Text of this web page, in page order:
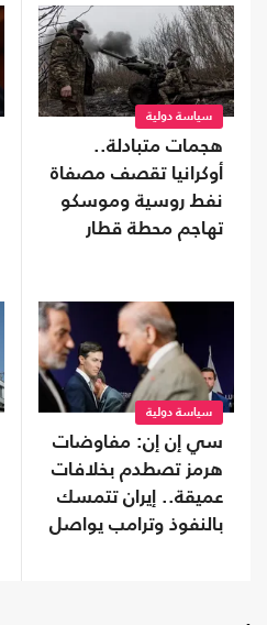
سياسة دولية
هجمات متبادلة..
أوكرانيا تقصف مصفاة
نفط روسية وموسكو
تهاجم محطة قطار
سياسة دولية
سي إن إن: مفاوضات
هرمز تصطدم بخلافات
عميقة.. إيران تتمسك
بالنفوذ وترامب يواصل